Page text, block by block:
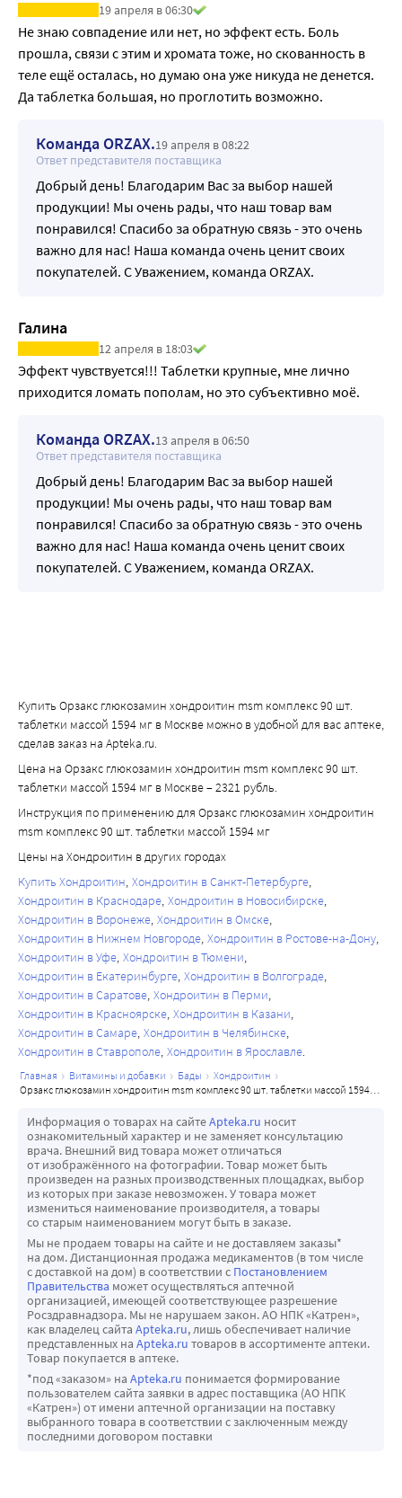
19 апреля в 06:30
Не знаю совпадение или нет, но эффект есть. Боль
прошла, связи с этим и хромата тоже, но скованность в
теле ещё осталась, но думаю она уже никуда не денется.
Да таблетка большая, но проглотить возможно.
Команда ORZAX.19 апреля в 08:22
Ответ представителя поставщика
Добрый день! Благодарим Вас за выбор нашей
продукции! Мы очень рады, что наш товар вам
понравился! Спасибо за обратную связь - это очень
важно для нас! Наша команда очень ценит своих
покупателей. С Уважением, команда ORZAX.
Галина
12 апреля в 18:03
Эффект чувствуется!!! Таблетки крупные, мне лично
приходится ломать пополам, но это субъективно моё.
Команда ORZAX.13 апреля в 06:50
Ответ представителя поставщика
Добрый день! Благодарим Вас за выбор нашей
продукции! Мы очень рады, что наш товар вам
понравился! Спасибо за обратную связь - это очень
важно для нас! Наша команда очень ценит своих
покупателей. С Уважением, команда ORZAX.
Купить Орзакс глюкозамин хондроитин msm комплекс 90 шт.
таблетки массой 1594 мг в Москве можно в удобной для вас аптеке,
сделав заказ на Apteka.ru.
Цена на Орзакс глюкозамин хондроитин msm комплекс 90 шт.
таблетки массой 1594 мг в Москве – 2321 рубль.
Инструкция по применению для Орзакс глюкозамин хондроитин
msm комплекс 90 шт. таблетки массой 1594 мг
Цены на Хондроитин в других городах
Купить Хондроитин Хондроитин в Санкт-Петербурге
Хондроитин в Краснодаре Хондроитин в Новосибирске
Хондроитин в Воронеже Хондроитин в Омске
Хондроитин в Нижнем Новгороде Хондроитин в Ростове-на-Дону
Хондроитин в Уфе Хондроитин в Тюмени
Хондроитин в Екатеринбурге Хондроитин в Волгограде
Хондроитин в Саратове Хондроитин в Перми
Хондроитин в Красноярске Хондроитин в Казани
Хондроитин в Самаре Хондроитин в Челябинске
Хондроитин в Ставрополе Хондроитин в Ярославле
главная витамины и добавки бады
хондроитин
орзакс глюкозамин хондроитин msm комплекс 90 шт. таблетки массой 1594 мг
Информация о товарах на сайтеApteka.ru носит
ознакомительный характер и не заменяет консультацию
врача. Внешний вид товара может отличаться
от изображённого на фотографии. Товар может быть
произведен на разных производственных площадках, выбор
из которых при заказе невозможен. У товара может
измениться наименование производителя, а товары
со старым наименованием могут быть в заказе.
Мы не продаем товары на сайте и не доставляем заказы*
на дом. Дистанционная продажа медикаментов (в том числе
с доставкой на дом) в соответствии с Постановлением
Правительства может осуществляться аптечной
организацией, имеющей соответствующее разрешение
Росздравнадзора. Мы не нарушаем закон. АО НПК «Катрен»,
как владелец сайта Apteka.ru, лишь обеспечивает наличие
представленных на Apteka.ru товаров в ассортименте аптеки.
Товар покупается в аптеке.
*под «заказом» на Apteka.ru понимается формирование
пользователем сайта заявки в адрес поставщика (АО НПК
«Катрен») от имени аптечной организации на поставку
выбранного товара в соответствии с заключенным между
последними договором поставки